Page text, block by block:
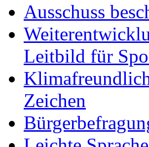
Ausschuss
Leitbild für
Zeichen